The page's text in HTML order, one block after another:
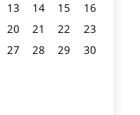
13 14 15
16
20 21 22
23
27 28 29
30